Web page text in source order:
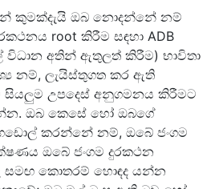
කුමක්දැයි ඔබ නොදන්නේ නම්
root කිරීම සඳහා ADB
විධාන අතින් ඇතුලත් කිරීම) භාවිතා
නම්, ලැයිස්තුගත කර ඇති
සියලුම උපදෙස් අනුගමනය කිරීමට
ඔබ කෙසේ හෝ ඔබගේ
කරන්නේ නම්, ඔබේ ජංගම
ඔබේ ජංගම දුරකථන
සමඟ කොතරම් හොඳද යන්න